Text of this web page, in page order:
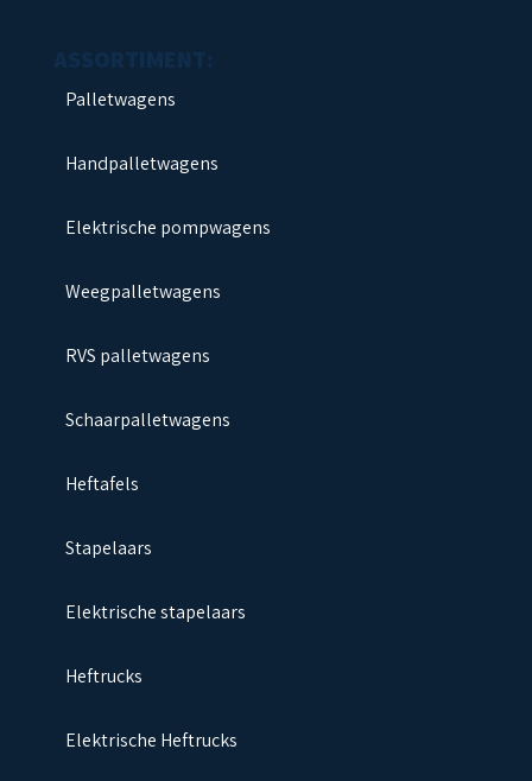
Palletwagens
Handpalletwagens
Elektrische pompwagens
Weegpalletwagens
RVS palletwagens
Schaarpalletwagens
Heftafels
Stapelaars
Elektrische stapelaars
Heftrucks
Elektrische Heftrucks